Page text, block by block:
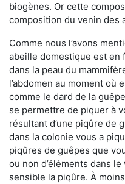
biogènes. Or cette
composition du venin des
Comme nous l’avons
abeille domestique est en
dans la peau du
l’abdomen au moment où
comme le dard de la
se permettre de piquer à
résultant d’une piqûre de
dans la colonie vous a
piqûres de guêpes que
ou non d’éléments dans
sensible la piqûre. À